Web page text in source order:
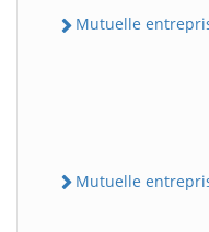
Mutuelle
Mutuelle